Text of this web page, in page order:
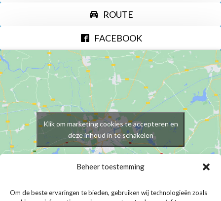
Beheer toestemming
Om de beste ervaringen te bieden, gebruiken wij technologieën zoals
ROUTE
FACEBOOK
Klik om marketing cookies te accepteren en
deze inhoud in te schakelen
voor afhalen medicatie/voeding